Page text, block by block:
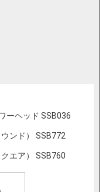
ーヘッド SSB036
ンド） SSB772
エア） SSB760